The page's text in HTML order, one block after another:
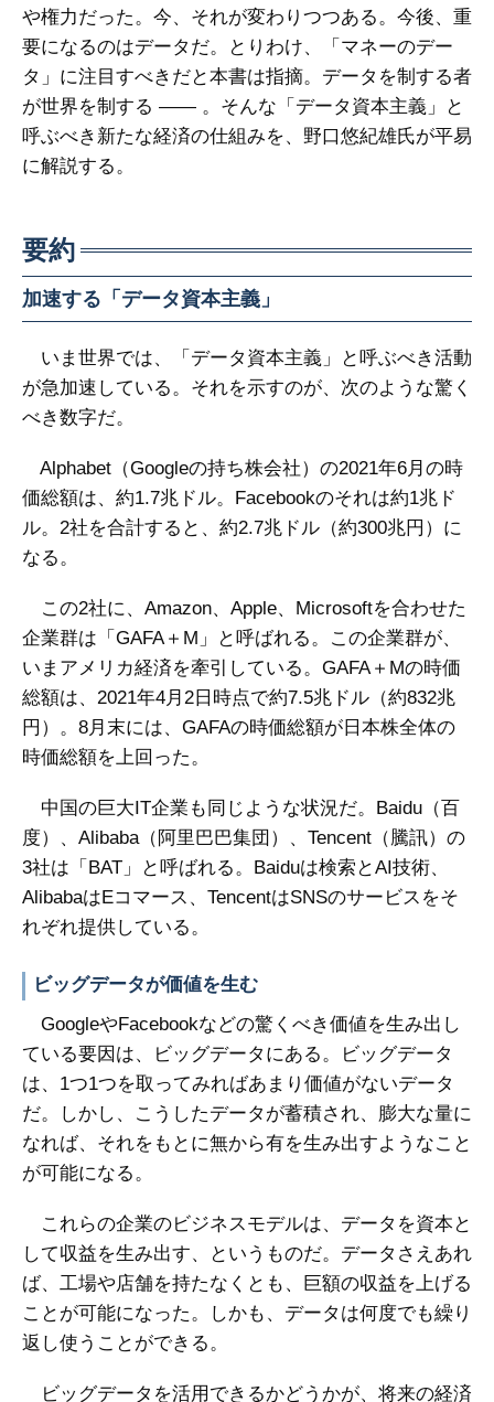
や権力だった。今、それが変わりつつある。今後、重
要になるのはデータだ。とりわけ、「マネーのデー
タ」に注目すべきだと本書は指摘。データを制する者
が世界を制する ―― 。そんな「データ資本主義」と
呼ぶべき新たな経済の仕組みを、野口悠紀雄氏が平易
に解説する。
要約
加速する「データ資本主義」
いま世界では、「データ資本主義」と呼ぶべき活動
が急加速している。それを示すのが、次のような驚く
べき数字だ。
Alphabet（Googleの持ち株会社）の2021年6月の時
価総額は、約1.7兆ドル。Facebookのそれは約1兆ド
ル。2社を合計すると、約2.7兆ドル（約300兆円）に
なる。
この2社に、Amazon、Apple、Microsoftを合わせた
企業群は「GAFA＋M」と呼ばれる。この企業群が、
いまアメリカ経済を牽引している。GAFA＋Mの時価
総額は、2021年4月2日時点で約7.5兆ドル（約832兆
円）。8月末には、GAFAの時価総額が日本株全体の
時価総額を上回った。
中国の巨大IT企業も同じような状況だ。Baidu（百
度）、Alibaba（阿里巴巴集団）、Tencent（騰訊）の
3社は「BAT」と呼ばれる。Baiduは検索とAI技術、
AlibabaはEコマース、TencentはSNSのサービスをそ
れぞれ提供している。
ビッグデータが価値を生む
GoogleやFacebookなどの驚くべき価値を生み出し
ている要因は、ビッグデータにある。ビッグデータ
は、1つ1つを取ってみればあまり価値がないデータ
だ。しかし、こうしたデータが蓄積され、膨大な量に
なれば、それをもとに無から有を生み出すようなこと
が可能になる。
これらの企業のビジネスモデルは、データを資本と
して収益を生み出す、というものだ。データさえあれ
ば、工場や店舗を持たなくとも、巨額の収益を上げる
ことが可能になった。しかも、データは何度でも繰り
返し使うことができる。
ビッグデータを活用できるかどうかが、将来の経済